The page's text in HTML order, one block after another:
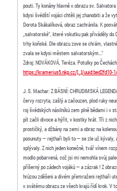
pouti. Ty konány hlavně к obrazu sv.
kdysi švédští vojáci chtěli jej zhanobiti a že
Dorota Skákalíková, obraz zachránila. К
„salvatorské“, které vskutku pak přiváděly
trhy koňské. Dle obrazu zove se chrám,
zvala se kdysi městem salvatorským..."
Zdroj: NOVÁKOVÁ, Teréza. Potulky po
https://kramerius5.nkp.cz/[…]/uuid:bed2fd10-
J. S. Machar: Z BÁSNÍ: CHRUDIMSKÁ
červy rozryta, zašlý a začouzen, plod ruky
roj švédských násilníků zem plně bědami i v
pít začli divoce a hýřit, v kostky hrát. Tři z
prostičký, a džbány na zemi a obraz na
posunuty — rejthaři byli to — se zle už kývaly,
splývaly. Z nich jeden konečně, tvář vínem
modlo pobarvená, což jsi mi nemohla svůj
příšerný po zádech vojáků — a zázrak ! Z
hrůzou zděšeni a divém přemraženi rejthaři
к svátému obrazu ze všech krajů řídí krok. V